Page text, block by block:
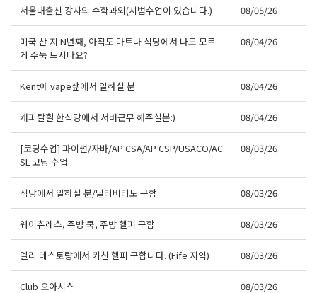
서울대출신 강사의 수학과외(시범수업이 있습니다.) 08/05/26
미국 산 지 N년째, 아직도 마트나 식당에서 나도 모르
게 주눅 드시나요?
08/04/26
Kent에 vape샆에서 일하실 분 08/04/26
캐피탈힐 한식당에서 서버근무 해주실분:) 08/04/26
[코딩수업] 파이썬/자바/AP CSA/AP CSP/USACO/AC
SL 코딩 수업
08/03/26
식당에서 일하실 분/딜리버리도 구함 08/03/26
웨이츄레스, 주방 쿡, 주방 헬퍼 구함 08/03/26
델리 레스토랑에서 키친 헬퍼 구합니다. (Fife 지역) 08/03/26
Club 오아시스 08/03/26